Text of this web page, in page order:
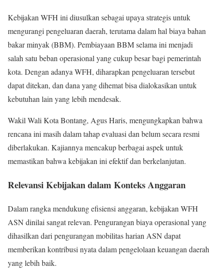
Kebijakan WFH ini diusulkan sebagai upaya strategis untuk
mengurangi pengeluaran daerah, terutama dalam hal biaya bahan
bakar minyak (BBM). Pembiayaan BBM selama ini menjadi
salah satu beban operasional yang cukup besar bagi pemerintah
kota. Dengan adanya WFH, diharapkan pengeluaran tersebut
dapat ditekan, dan dana yang dihemat bisa dialokasikan untuk
kebutuhan lain yang lebih mendesak.
Wakil Wali Kota Bontang, Agus Haris, mengungkapkan bahwa
rencana ini masih dalam tahap evaluasi dan belum secara resmi
diberlakukan. Kajiannya mencakup berbagai aspek untuk
memastikan bahwa kebijakan ini efektif dan berkelanjutan.
Relevansi Kebijakan dalam Konteks Anggaran
Dalam rangka mendukung efisiensi anggaran, kebijakan WFH
ASN dinilai sangat relevan. Pengurangan biaya operasional yang
dihasilkan dari pengurangan mobilitas harian ASN dapat
memberikan kontribusi nyata dalam pengelolaan keuangan daerah
yang lebih baik.